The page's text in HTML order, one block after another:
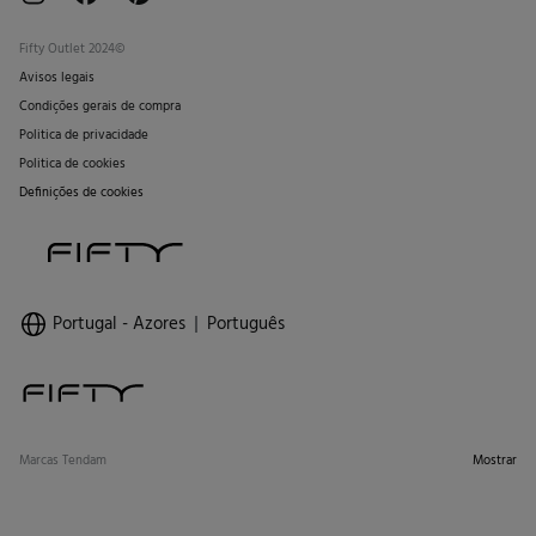
Fifty Outlet 2024©
Avisos legais
Condições gerais de compra
Politica de privacidade
Politica de cookies
Definições de cookies
Portugal - Azores Português
Marcas Tendam Mostrar